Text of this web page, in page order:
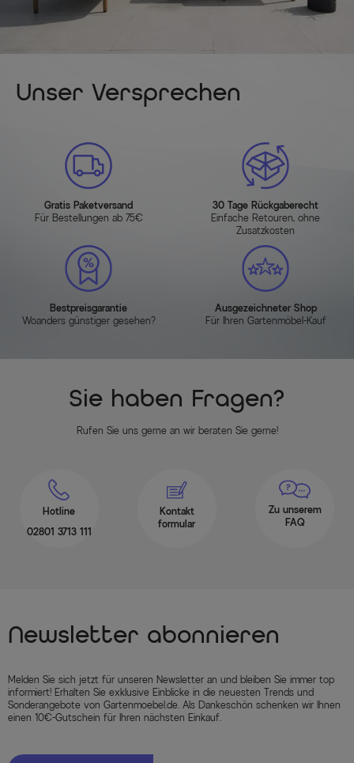
Unser Versprechen
Gratis Paketversand
Für Bestellungen ab 75€
30 Tage Rückgaberecht
Einfache Retouren, ohne
Zusatzkosten
Bestpreisgarantie
Woanders günstiger gesehen?
Ausgezeichneter Shop
Für Ihren Gartenmöbel-Kauf
Sie haben Fragen?
Rufen Sie uns gerne an wir beraten Sie gerne!
Hotline
02801 3713 111
Kontakt
formular
Zu unserem
FAQ
Newsletter abonnieren
Melden Sie sich jetzt für unseren Newsletter an und bleiben Sie immer top
informiert! Erhalten Sie exklusive Einblicke in die neuesten Trends und
Sonderangebote von Gartenmoebel.de. Als Dankeschön schenken wir Ihnen
einen 10€-Gutschein für Ihren nächsten Einkauf.